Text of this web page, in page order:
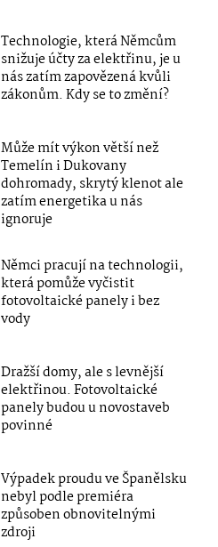
Technologie, která Němcům
snižuje účty za elektřinu, je u
nás zatím zapovězená kvůli
zákonům. Kdy se to změní?
Může mít výkon větší než
Temelín i Dukovany
dohromady, skrytý klenot ale
zatím energetika u nás
ignoruje
Němci pracují na technologii,
která pomůže vyčistit
fotovoltaické panely i bez
vody
Dražší domy, ale s levnější
elektřinou. Fotovoltaické
panely budou u novostaveb
povinné
Výpadek proudu ve Španělsku
nebyl podle premiéra
způsoben obnovitelnými
zdroji